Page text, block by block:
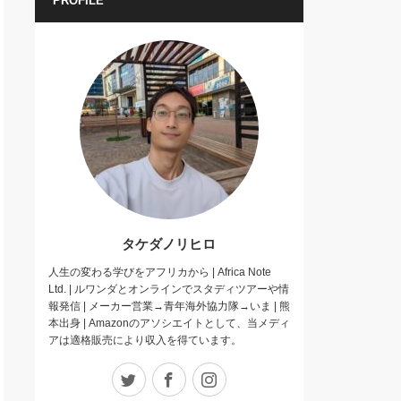
タケダノリヒロ
人生の変わる学びをアフリカから | Africa Note
Ltd. | ルワンダとオンラインでスタディツアーや情
報発信 | メーカー営業→青年海外協力隊→いま | 熊
本出身 | Amazonのアソシエイトとして、当メディ
アは適格販売により収入を得ています。
Twitter Facebook